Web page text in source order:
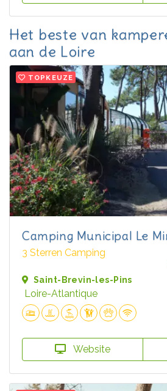
Het beste van
aan de Loire
TOPKEUZE
Camping Municipal Le
3 Sterren Camping
Saint-Brevin-les-Pins
Loire-Atlantique
Website